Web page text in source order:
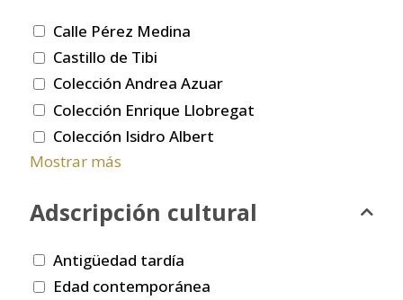
Calle Pérez Medina
Castillo de Tibi
Colección Andrea Azuar
Colección Enrique Llobregat
Colección Isidro Albert
Mostrar más
Adscripción cultural
Antigüedad tardía
Edad contemporánea